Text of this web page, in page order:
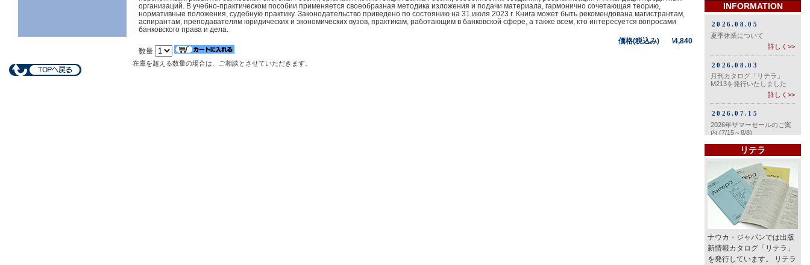
организаций. В учебно-практическом пособии применяется своеобразная методика изложения и подачи материала, гармонично сочетающая теорию,
нормативные положения, судебную практику. Законодательство приведено по состоянию на 31 июля 2023 г. Книга может быть рекомендована магистрантам,
аспирантам, преподавателям юридических и экономических вузов, практикам, работающим в банковской сфере, а также всем, кто интересуется вопросами
банковского права и дела.
価格(税込み) \4,840
数量
在庫を超える数量の場合は、ご相談とさせていただきます。
INFORMATION
リテラ
ナウカ・ジャパンでは出版
新情報カタログ「リテラ」
を発行しています。 リテラ